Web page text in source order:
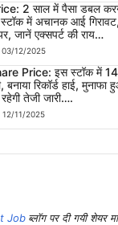
2 साल में पैसा डबल
में अचानक आई गिरावट,
जानें एक्सपर्ट की राय…
03/12/2025
Price: इस स्टॉक में
रिकॉर्ड हाई, मुनाफा
तेजी जारी….
12/11/2025
Job ब्लॉग पर दी गयी शेयर